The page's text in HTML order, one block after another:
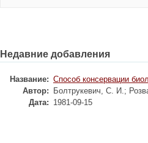
Недавние добавления
Название: Способ консервации
Автор:
Болтрукевич, С. И.;
Дата: 1981-09-15